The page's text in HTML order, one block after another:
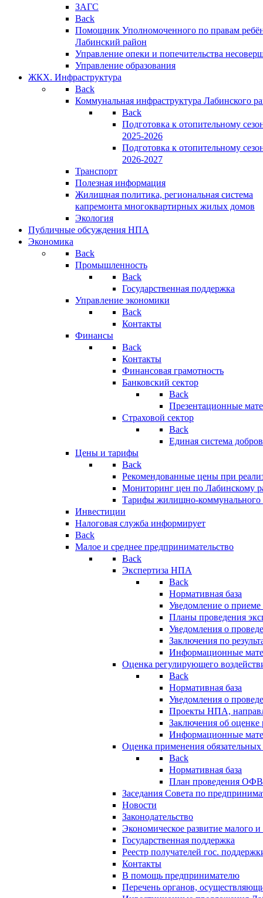
ЗАГС
Back
Помощник Уполномоченного по правам
Лабинский район
Управление опеки и попечительства
Управление образования
ЖКХ. Инфраструктура
Back
Коммунальная инфраструктура Лабинского
Back
Подготовка к отопительному
2025-2026
Подготовка к отопительному
2026-2027
Транспорт
Полезная информация
Жилищная политика, региональная система
капремонта многоквартирных жилых домов
Экология
Публичные обсуждения НПА
Экономика
Back
Промышленность
Back
Государственная поддержка
Управление экономики
Back
Контакты
Финансы
Back
Контакты
Финансовая грамотность
Банковский сектор
Back
Презентационные
Страховой сектор
Back
Единая система
Цены и тарифы
Back
Рекомендованные цены при
Мониторинг цен по Лабинскому
Тарифы жилищно-коммунального
Инвестиции
Налоговая служба информирует
Back
Малое и среднее предпринимательство
Back
Экспертиза НПА
Back
Нормативная база
Уведомление о
Планы проведения
Уведомления о
Заключения по
Информационные
Оценка регулирующего
Back
Нормативная база
Уведомления о
Проекты НПА,
Заключения об
Информационные
Оценка применения
Back
Нормативная база
План проведения
Заседания Совета по
Новости
Законодательство
Экономическое развитие малого и
Государственная поддержка
Реестр получателей гос.
Контакты
В помощь предпринимателю
Перечень органов,